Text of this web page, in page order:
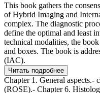
This book gathers the
of Hybrid Imaging and
complex. The diagnostic
define the optimal and least
technical modalities, the
and boxes. The book is
(IAC).
Читать подробнее
Chapter 1. General
(ROSE).- Chapter 6.